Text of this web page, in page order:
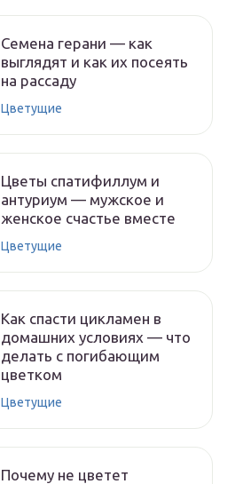
Семена герани — как
выглядят и как их посеять
на рассаду
Цветущие
Цветы спатифиллум и
антуриум — мужское и
женское счастье вместе
Цветущие
Как спасти цикламен в
домашних условиях — что
делать с погибающим
цветком
Цветущие
Почему не цветет